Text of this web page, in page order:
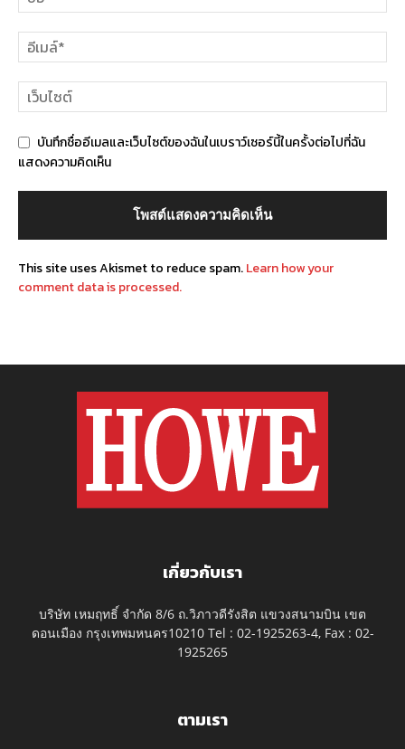
บันทึกชื่ออีเมลและเว็บไซต์ของฉันในเบราว์เซอร์นี้ในครั้งต่อไปที่ฉัน
แสดงความคิดเห็น
This site uses Akismet to reduce spam.Learn how your
comment data is processed.
เกี่ยวกับเรา
บริษัท เหมฤทธิ์ จำกัด 8/6 ถ.วิภาวดีรังสิต แขวงสนามบิน เขต
ดอนเมือง กรุงเทพมหนคร10210 Tel : 02-1925263-4, Fax : 02-
1925265
ตามเรา